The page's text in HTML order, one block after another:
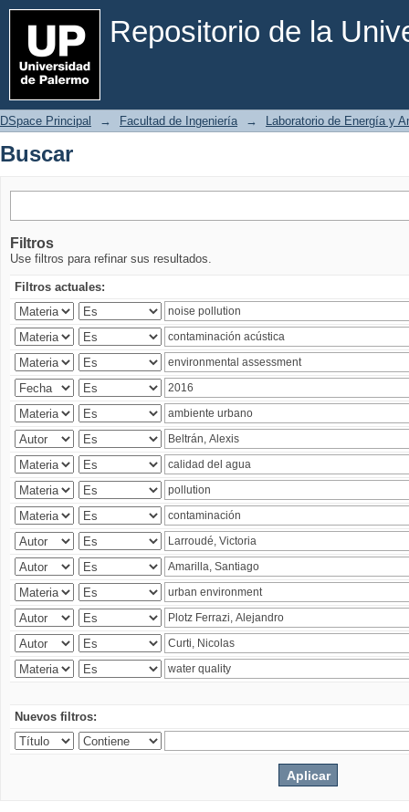
Repositorio de la
Buscar
DSpace Principal → Facultad de Ingeniería → Laboratorio de Energía y
Buscar
Filtros
Use filtros para refinar sus resultados.
Filtros actuales:
Nuevos filtros: